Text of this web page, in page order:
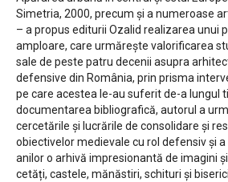
Simetria, 2000, precum și a numeroase
– a propus editurii Ozalid realizarea unui
amploare, care urmărește valorificarea
sale de peste patru decenii asupra
defensive din România, prin prisma
pe care acestea le-au suferit de-a lungul
documentarea bibliografică, autorul a
cercetările și lucrările de consolidare și
obiectivelor medievale cu rol defensiv și a
anilor o arhivă impresionantă de imagini
cetăți, castele, mănăstiri, schituri și